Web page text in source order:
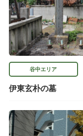
谷中エリア
伊東玄朴の墓